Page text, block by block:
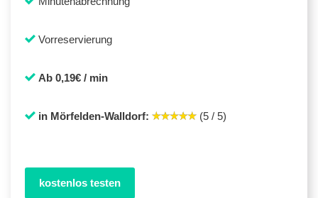
Vorreservierung
Ab 0,19€ / min
in Mörfelden-Walldorf: (5 / 5)
kostenlos testen